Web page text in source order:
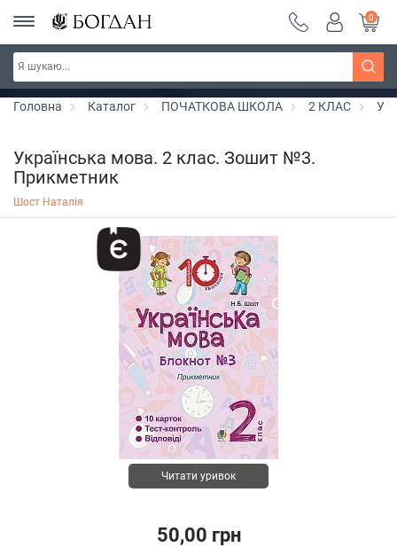
РОЗПРОДАЖ ~ 150 грн ~ 200 грн ~ 250 грн ~
300 грн ~ РОЗПРОДАЖ
Дізнатись більше
0
Головна Каталог ПОЧАТКОВА ШКОЛА 2 КЛАС
Українська мова. 2 клас. Зошит №3.
Прикметник
Шост Наталія
Читати уривок
50,00 грн